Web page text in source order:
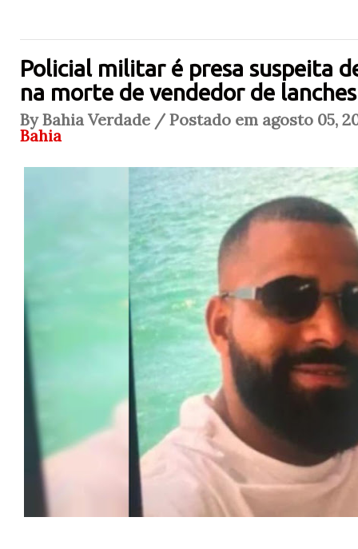
Policial militar é presa suspeita
na morte de vendedor de
By Bahia Verdade / Postado em agosto 05,
Bahia